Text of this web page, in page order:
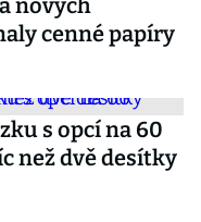
nových
cenné papíry
s opcí na 60
než dvě desítky